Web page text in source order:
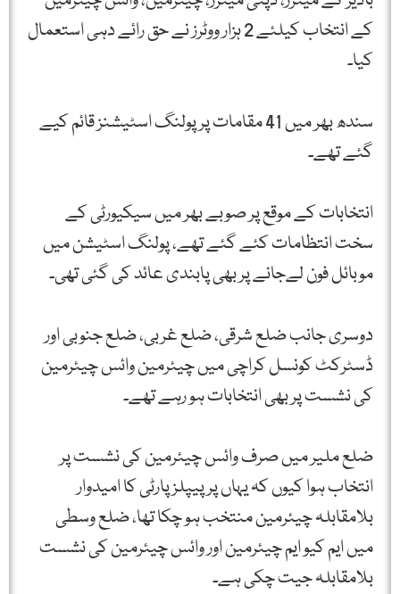
کے انتخاب کیلئے 2 ہزار ووٹرز نے حق رائے دہی استعمال
کیا۔
سندھ بھر میں 41 مقامات پر پولنگ اسٹیشنز قائم کیے
گئے تھے۔
انتخابات کے موقع پر صوبے بھر میں سیکیورٹی کے
سخت انتظامات کئے گئے تھے، پولنگ اسٹیشن میں
موبائل فون لےجانے پر بھی پابندی عائد کی گئی تھی۔
دوسری جانب ضلع شرقی، ضلع غربی، ضلع جنوبی اور
ڈسٹركٹ كونسل كراچی میں چیئرمین وائس چیئرمین
كی نشست پر بھی انتخابات ہو رہے تھے۔
ضلع ملیر میں صرف وائس چیئرمین كی نشست پر
انتخاب ہوا کیوں کہ یہاں پر پیپلز پارٹی کا امیدوار
بلامقابلہ چیئرمین منتخب ہو چکا تھا، ضلع وسطی
میں ایم كیو ایم چیئرمین اور وائس چیئرمین کی نشست
بلامقابلہ جیت چكی ہے۔